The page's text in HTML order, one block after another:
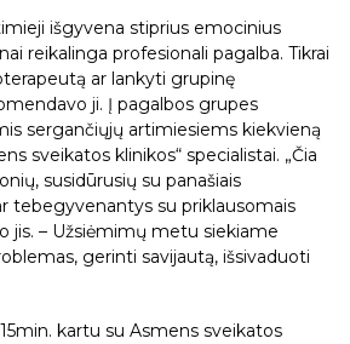
išgyvena stiprius emocinius
reikalinga profesionali pagalba. Tikrai
ar lankyti grupinę
ji. Į pagalbos grupes
sergančiųjų artimiesiems kiekvieną
sveikatos klinikos“ specialistai. „Čia
susidūrusių su panašiais
tebegyvenantys su priklausomais
jis. – Užsiėmimų metu siekiame
gerinti savijautą, išsivaduoti
kartu su Asmens sveikatos